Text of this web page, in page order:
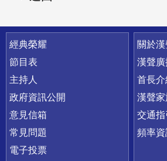
快速連結
經典榮耀
節目表
主持人
政府資訊公開
意見信箱
常見問題
電子投票
關於
漢聲
首長介
漢聲家
交通指
頻率資